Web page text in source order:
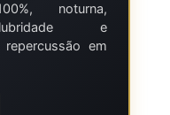
noturna,
e
em